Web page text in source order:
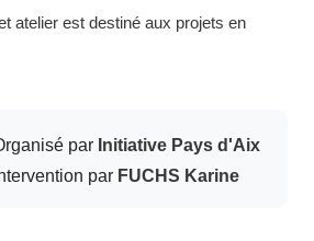
atelier est destiné aux projets en
parInitiative Pays d'Aix
parFUCHS Karine